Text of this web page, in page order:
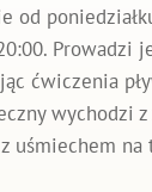
od
Prowadzi
ćwiczenia
wychodzi
uśmiechem na